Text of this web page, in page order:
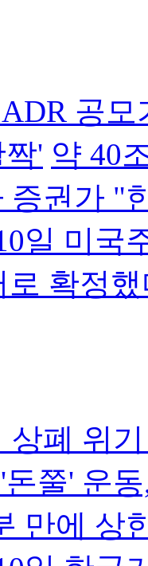
공
' 약 40
증권가 "
일 미국
로 확정
상폐 위
쭐' 운
만에 상